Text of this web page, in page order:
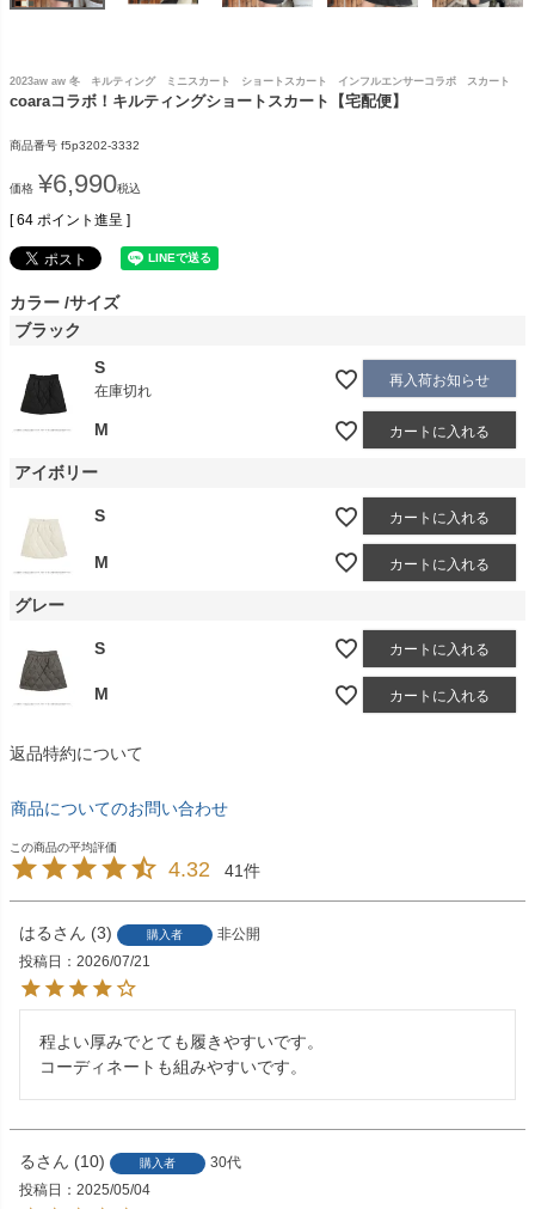
2023aw aw 冬 キルティング ミニスカート ショートスカート インフルエンサーコラボ スカート
coaraコラボ！キルティングショートスカート【宅配便】
商品番号 f5p3202-3332
価格 ¥6,990税込
[ 64 ポイント進呈 ]
カラー サイズ
ブラック
S
在庫切れ
再入荷お知らせ
M カートに入れる
アイボリー
S カートに入れる
M カートに入れる
グレー
S カートに入れる
M カートに入れる
返品特約について
商品についてのお問い合わせ
4.32 41
はる 3 購入者
非公開
投稿日
2026/07/21
程よい厚みでとても履きやすいです。
コーディネートも組みやすいです。
る 10 購入者
30代
投稿日
2025/05/04